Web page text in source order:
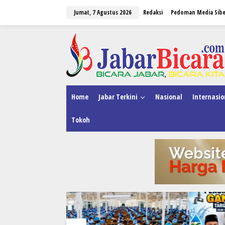
Jumat, 7 Agustus 2026 Redaksi Pedoman Media
Home Jabar Terkini Nasional
Tokoh